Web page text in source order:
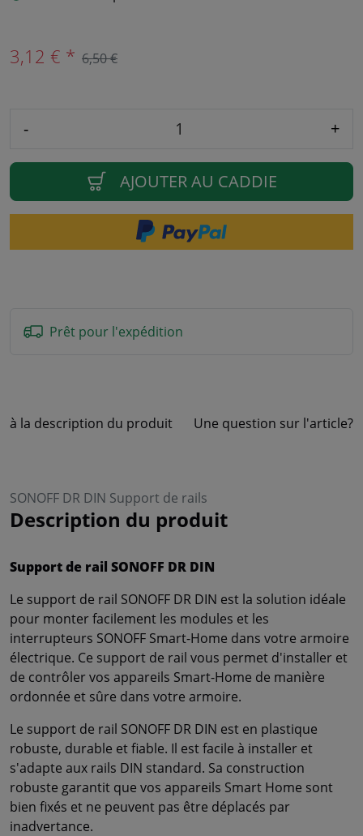
3,12 € * 6,50 €
- +
AJOUTER AU CADDIE
Prêt pour l'expédition
à la description du produit Une question sur l'article?
SONOFF DR DIN Support de rails
Description du produit
Support de rail SONOFF DR DIN
Le support de rail SONOFF DR DIN est la solution idéale
pour monter facilement les modules et les
interrupteurs SONOFF Smart-Home dans votre armoire
électrique. Ce support de rail vous permet d'installer et
de contrôler vos appareils Smart-Home de manière
ordonnée et sûre dans votre armoire.
Le support de rail SONOFF DR DIN est en plastique
robuste, durable et fiable. Il est facile à installer et
s'adapte aux rails DIN standard. Sa construction
robuste garantit que vos appareils Smart Home sont
bien fixés et ne peuvent pas être déplacés par
inadvertance.